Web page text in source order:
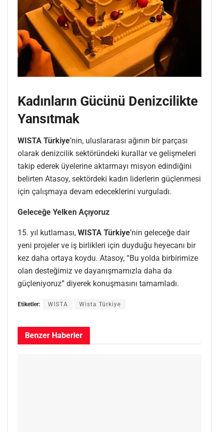
Kadınların Gücünü Denizcilikte
Yansıtmak
WISTA Türkiye’nin, uluslararası ağının bir parçası
olarak denizcilik sektöründeki kurallar ve gelişmeleri
takip ederek üyelerine aktarmayı misyon edindiğini
belirten Atasoy, sektördeki kadın liderlerin güçlenmesi
için çalışmaya devam edeceklerini vurguladı.
Geleceğe Yelken Açıyoruz
15. yıl kutlaması, WISTA Türkiye’nin geleceğe dair
yeni projeler ve iş birlikleri için duyduğu heyecanı bir
kez daha ortaya koydu. Atasoy, “Bu yolda birbirimize
olan desteğimiz ve dayanışmamızla daha da
güçleniyoruz” diyerek konuşmasını tamamladı.
Etiketler: WISTA Wista Türkiye
Benzer Haberler